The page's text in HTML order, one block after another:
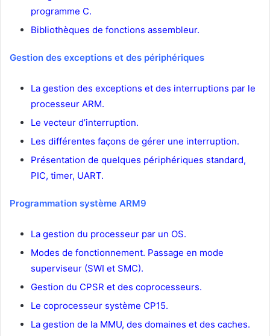
programme C.
Bibliothèques de fonctions assembleur.
Gestion des exceptions et des périphériques
La gestion des exceptions et des interruptions par le
processeur ARM.
Le vecteur d’interruption.
Les différentes façons de gérer une interruption.
Présentation de quelques périphériques standard,
PIC, timer, UART.
Programmation système ARM9
La gestion du processeur par un OS.
Modes de fonctionnement. Passage en mode
superviseur (SWI et SMC).
Gestion du CPSR et des coprocesseurs.
Le coprocesseur système CP15.
La gestion de la MMU, des domaines et des caches.